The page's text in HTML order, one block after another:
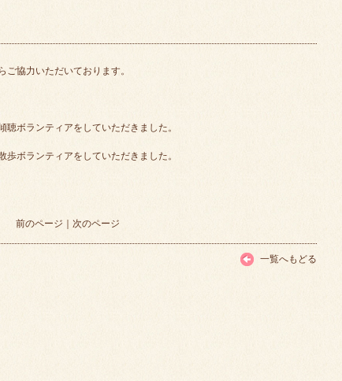
協力いただいております。
ボランティアをしていただきました。
ボランティアをしていただきました。
前のページ 次のページ
一覧へもどる